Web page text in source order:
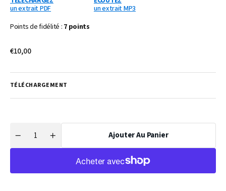
un extrait PDF
un extrait MP3
Points de fidélité : 7 points
Prix
€10,00
TÉLÉCHARGEMENT
Réduire
Quantité
Augmenter
Ajouter Au Panier